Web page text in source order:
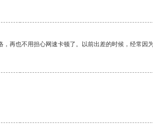
再也不用担心网速卡顿了。以前出差的时候，经常因